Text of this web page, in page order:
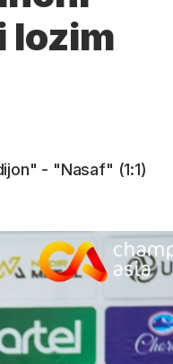
lozim
- "Nasaf" (1:1)